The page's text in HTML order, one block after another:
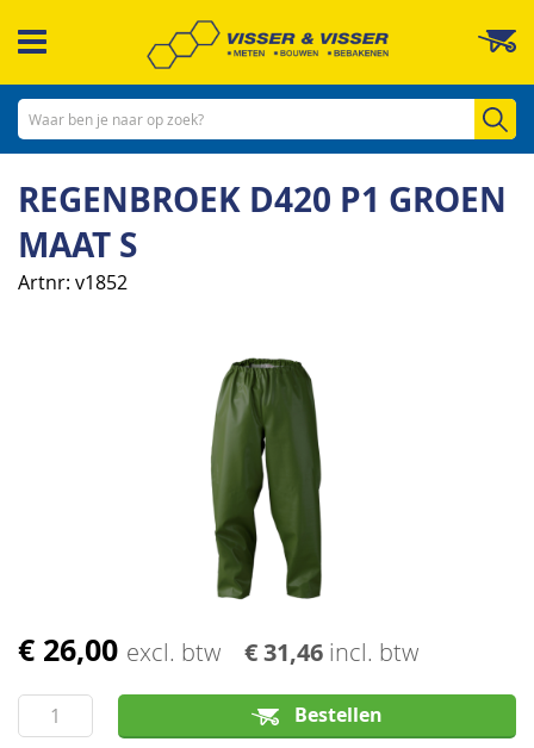
naar
inhoud
REGENBROEK D420 P1 GROEN
MAAT S
Artnr v1852
€ 26,00 excl. btw € 31,46 incl. btw
Bestellen
Ga
het
begin